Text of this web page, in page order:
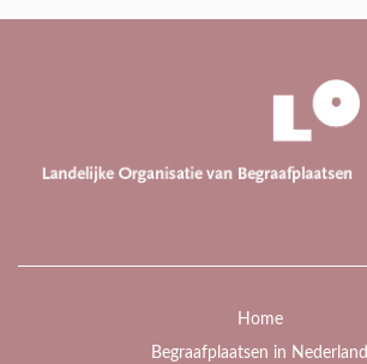
Home
Begraafplaatsen in Nederland